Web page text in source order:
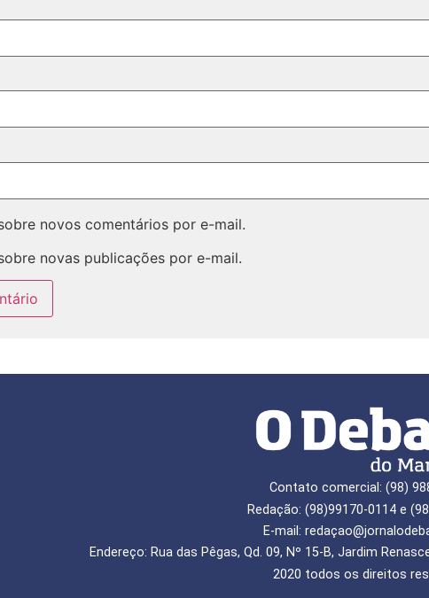
novos comentários por e-mail.
novas publicações por e-mail.
Contato comercial: (98)
Redação: (98)99170-0114 e
E-mail:
Endereço: Rua das Pêgas, Qd. 09, Nº 15-B, Jardim
2020 todos os direitos